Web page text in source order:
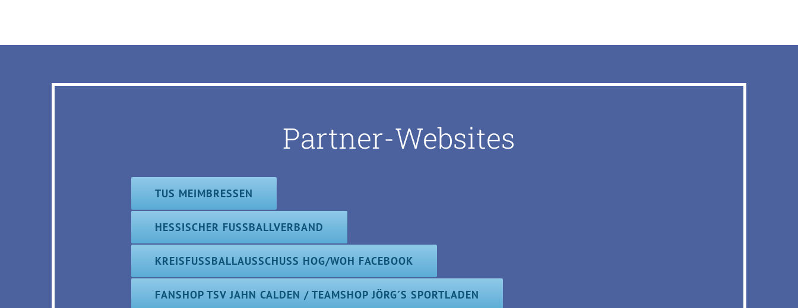
Partner-Websites
TUS MEIMBRESSEN
HESSISCHER FUSSBALLVERBAND
KREISFUSSBALLAUSSCHUSS HOG/WOH FACEBOOK
FANSHOP TSV JAHN CALDEN / TEAMSHOP JÖRG´S SPORTLADEN